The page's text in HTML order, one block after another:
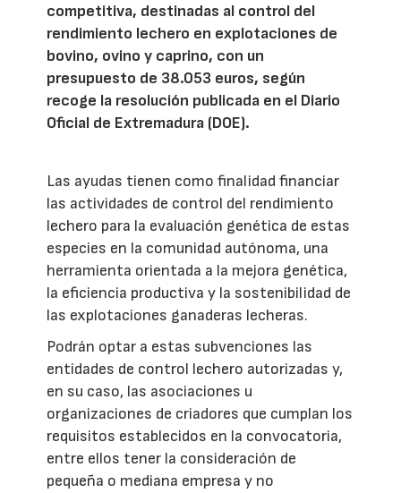
competitiva, destinadas al control del
rendimiento lechero en explotaciones de
bovino, ovino y caprino, con un
presupuesto de 38.053 euros, según
recoge la resolución publicada en el Diario
Oficial de Extremadura (DOE).
Las ayudas tienen como finalidad financiar
las actividades de control del rendimiento
lechero para la evaluación genética de estas
especies en la comunidad autónoma, una
herramienta orientada a la mejora genética,
la eficiencia productiva y la sostenibilidad de
las explotaciones ganaderas lecheras.
Podrán optar a estas subvenciones las
entidades de control lechero autorizadas y,
en su caso, las asociaciones u
organizaciones de criadores que cumplan los
requisitos establecidos en la convocatoria,
entre ellos tener la consideración de
pequeña o mediana empresa y no